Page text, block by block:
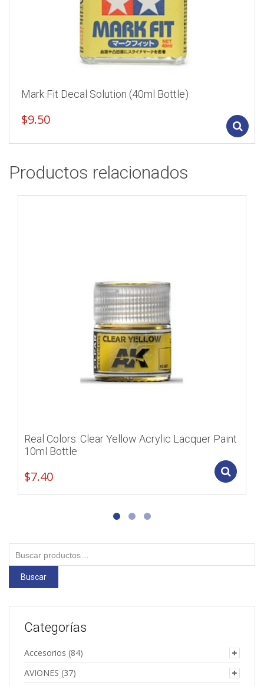
Mark Fit Decal Solution (40ml Bottle)
$9.50
Productos relacionados
Real Colors: Clear Yellow Acrylic Lacquer Paint
10ml Bottle
$7.40
por:
Buscar
Categorías
Accesorios (84)
AVIONES (37)